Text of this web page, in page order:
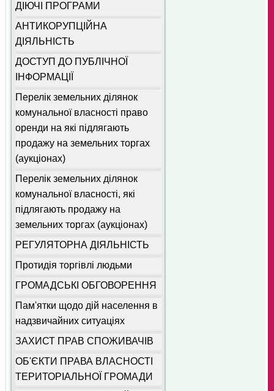
ДІЮЧІ ПРОГРАМИ
АНТИКОРУПЦІЙНА
ДІЯЛЬНІСТЬ
ДОСТУП ДО ПУБЛІЧНОЇ
ІНФОРМАЦІЇ
Перелік земельних ділянок
комунальної власності право
оренди на які підлягають
продажу на земельних торгах
(аукціонах)
Перелік земельних ділянок
комунальної власності, які
підлягають продажу на
земельних торгах (аукціонах)
РЕГУЛЯТОРНА ДІЯЛЬНІСТЬ
Протидія торгівлі людьми
ГРОМАДСЬКІ ОБГОВОРЕННЯ
Пам'ятки щодо дій населення в
надзвичайних ситуаціях
ЗАХИСТ ПРАВ СПОЖИВАЧІВ
ОБ'ЄКТИ ПРАВА ВЛАСНОСТІ
ТЕРИТОРІАЛЬНОЇ ГРОМАДИ